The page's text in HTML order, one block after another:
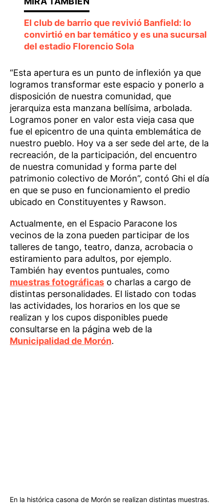
El club de barrio que revivió Banfield: lo
convirtió en bar temático y es una sucursal
del estadio Florencio Sola
“Esta apertura es un punto de inflexión ya que
logramos transformar este espacio y ponerlo a
disposición de nuestra comunidad, que
jerarquiza esta manzana bellísima, arbolada.
Logramos poner en valor esta vieja casa que
fue el epicentro de una quinta emblemática de
nuestro pueblo. Hoy va a ser sede del arte, de la
recreación, de la participación, del encuentro
de nuestra comunidad y forma parte del
patrimonio colectivo de Morón”, contó Ghi el día
en que se puso en funcionamiento el predio
ubicado en Constituyentes y Rawson.
Actualmente, en el Espacio Paracone los
vecinos de la zona pueden participar de los
talleres de tango, teatro, danza, acrobacia o
estiramiento para adultos, por ejemplo.
También hay eventos puntuales, como
muestras fotográficas o charlas a cargo de
distintas personalidades. El listado con todas
las actividades, los horarios en los que se
realizan y los cupos disponibles puede
consultarse en la página web de la
Municipalidad de Morón.
En la histórica casona de Morón se realizan distintas muestras.